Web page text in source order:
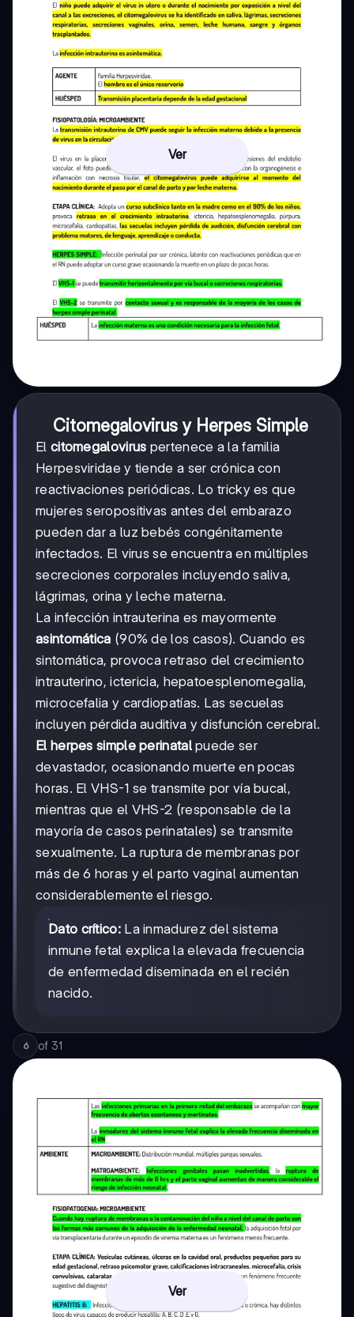
Ver
Citomegalovirus y Herpes Simple
El citomegalovirus pertenece a la familia
Herpesviridae y tiende a ser crónica con
reactivaciones periódicas. Lo tricky es que
mujeres seropositivas antes del embarazo
pueden dar a luz bebés congénitamente
infectados. El virus se encuentra en múltiples
secreciones corporales incluyendo saliva,
lágrimas, orina y leche materna.
La infección intrauterina es mayormente
asintomática (90% de los casos). Cuando es
sintomática, provoca retraso del crecimiento
intrauterino, ictericia, hepatoesplenomegalia,
microcefalia y cardiopatías. Las secuelas
incluyen pérdida auditiva y disfunción cerebral.
El herpes simple perinatalpuede ser
devastador, ocasionando muerte en pocas
horas. El VHS-1 se transmite por vía bucal,
mientras que el VHS-2 (responsable de la
mayoría de casos perinatales) se transmite
sexualmente. La ruptura de membranas por
más de 6 horas y el parto vaginal aumentan
considerablemente el riesgo.
Dato crítico:La inmadurez del sistema
inmune fetal explica la elevada frecuencia
de enfermedad diseminada en el recién
nacido.
6 of 31
Ver